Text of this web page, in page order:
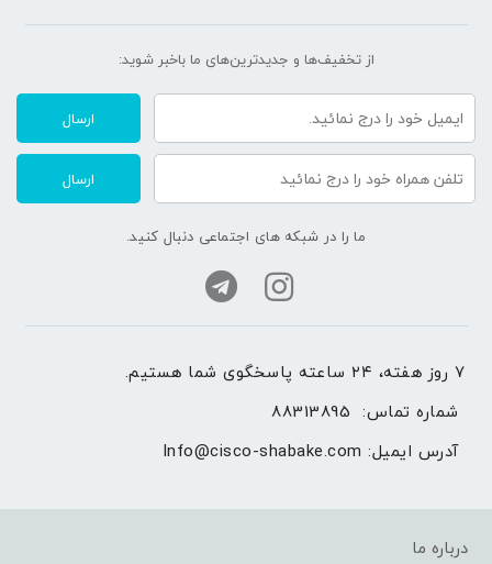
از تخفیف‌ها و جدیدترین‌های ما‌ باخبر شوید:
ارسال
ارسال
ما را در شبکه های اجتماعی دنبال کنید.
۷ روز هفته، ۲۴ ساعته پاسخگوی شما هستیم.
شماره تماس: 88313895
آدرس ایمیل: Info@cisco-shabake.com
درباره ما